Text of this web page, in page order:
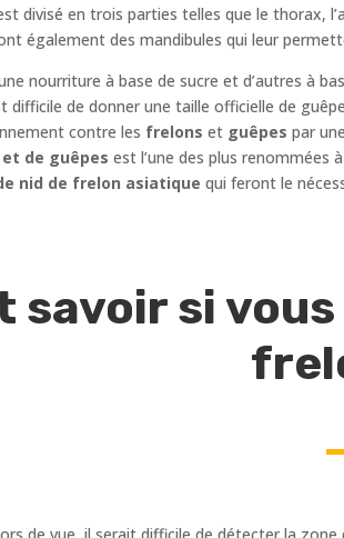
divisé en trois parties telles que le thorax,
également des mandibules qui leur
nourriture à base de sucre et d’autres à
difficile de donner une taille officielle de
contre les frelons et guêpes par
de guêpes est l’une des plus renommées à
nid de frelon asiatique qui feront le
savoir si